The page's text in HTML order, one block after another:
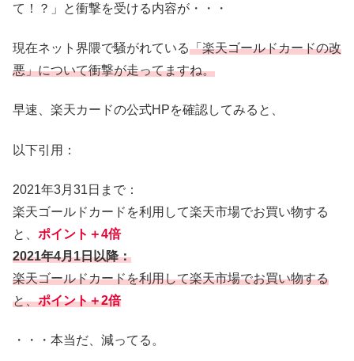
て！？」と衝撃を受ける内容が・・・
現在ネット界隈で騒がれている「楽天ゴールドカードの改
悪」について衝撃が走ってますね。
早速、楽天カードの公式HPを確認してみると、
以下引用：
2021年3月31日まで：
楽天ゴールドカードを利用して楽天市場でお買い物する
と、 ポイント＋4倍
2021年4月1日以降：
楽天ゴールドカードを利用して楽天市場でお買い物する
と、ポイント＋2倍
・・・本当だ、減ってる。